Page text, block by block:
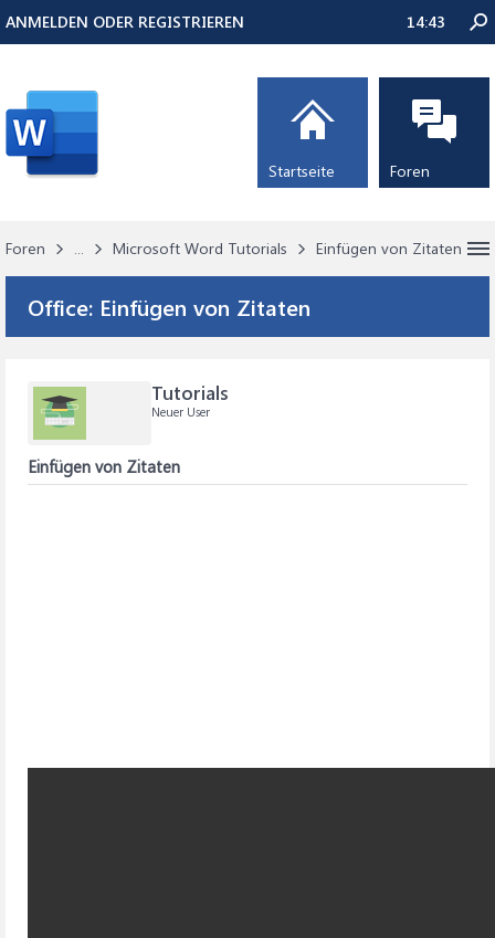
Foren ... Microsoft Word Tutorials Einfügen von Zitaten
Office: Einfügen von Zitaten
Tutorials
Neuer User
Einfügen von Zitaten
ANMELDEN ODER REGISTRIEREN 14:43
Startseite Foren